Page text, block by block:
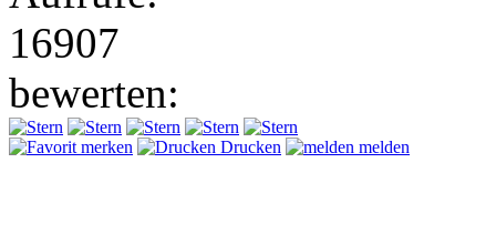
16907
bewerten:
merken Drucken melden